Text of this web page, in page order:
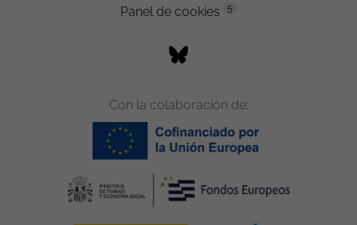
Panel de cookies
5
Con la colaboración de: